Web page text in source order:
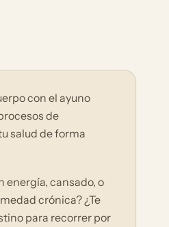
con el ayuno
de
salud de forma
energía, cansado, o
crónica? ¿Te
para recorrer por